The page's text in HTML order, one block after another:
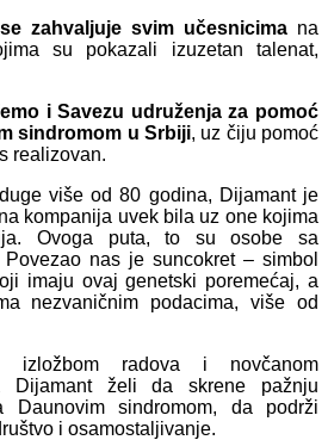
zahvaljuje svim učesnicima na
su pokazali izuzetan talenat,
i Savezu udruženja za pomoć
sindromom u Srbiji, uz čiju pomoć
realizovan.
više od 80 godina, Dijamant je
kompanija uvek bila uz one kojima
Ovoga puta, to su osobe sa
Povezao nas je suncokret – simbol
imaju ovaj genetski poremećaj, a
nezvaničnim podacima, više od
izložbom radova i novčanom
Dijamant želi da skrene pažnju
sindromom, da podrži
i osamostaljivanje.